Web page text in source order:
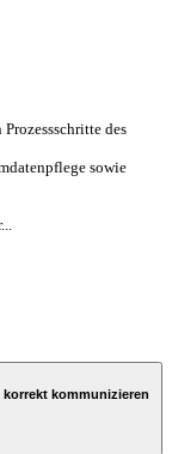
des
sowie